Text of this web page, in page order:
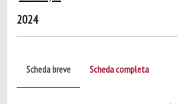
2024
Scheda breve Scheda completa